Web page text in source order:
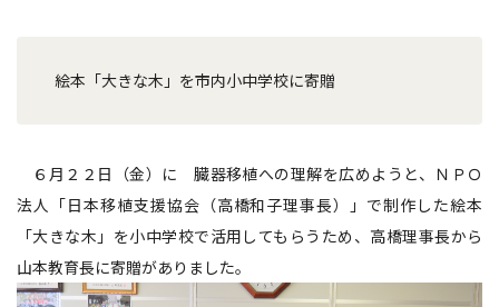
絵本「大きな木」を市内小中学校に寄贈
６月２２日（金）に 臓器移植への理解を広めようと、ＮＰＯ
法人「日本移植支援協会（高橋和子理事長）」で制作した絵本
「大きな木」を小中学校で活用してもらうため、高橋理事長から
山本教育長に寄贈がありました。